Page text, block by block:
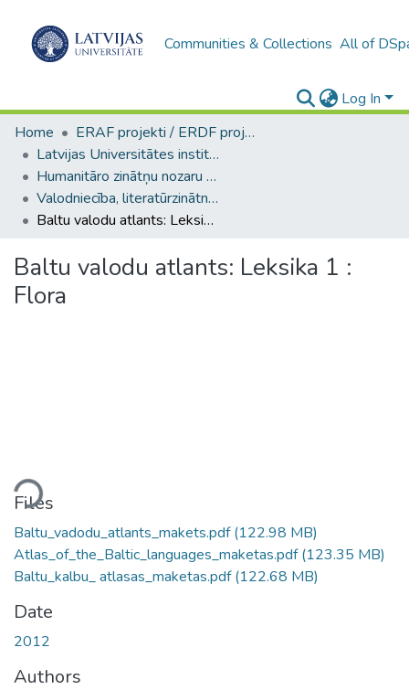
Communities & Collections All of
Log In
Home
ERAF projekti / ERDF projects
Latvijas Universitātes institucionālās kapacitātes attīstība
Humanitāro zinātņu nozaru galvenās publikācijas
Valodniecība, literatūrzinātne un mākslas zinātnes / Languages and literature. Arts
Baltu valodu atlants: Leksika 1 : Flora
Baltu valodu atlants: Leksika 1 :
Flora
Files
Baltu_vadodu_atlants_makets.pdf(122.98 MB)
Atlas_of_the_Baltic_languages_maketas.pdf(123.35 MB)
Baltu_kalbu_ atlasas_maketas.pdf(122.68 MB)
Date
2012
Authors